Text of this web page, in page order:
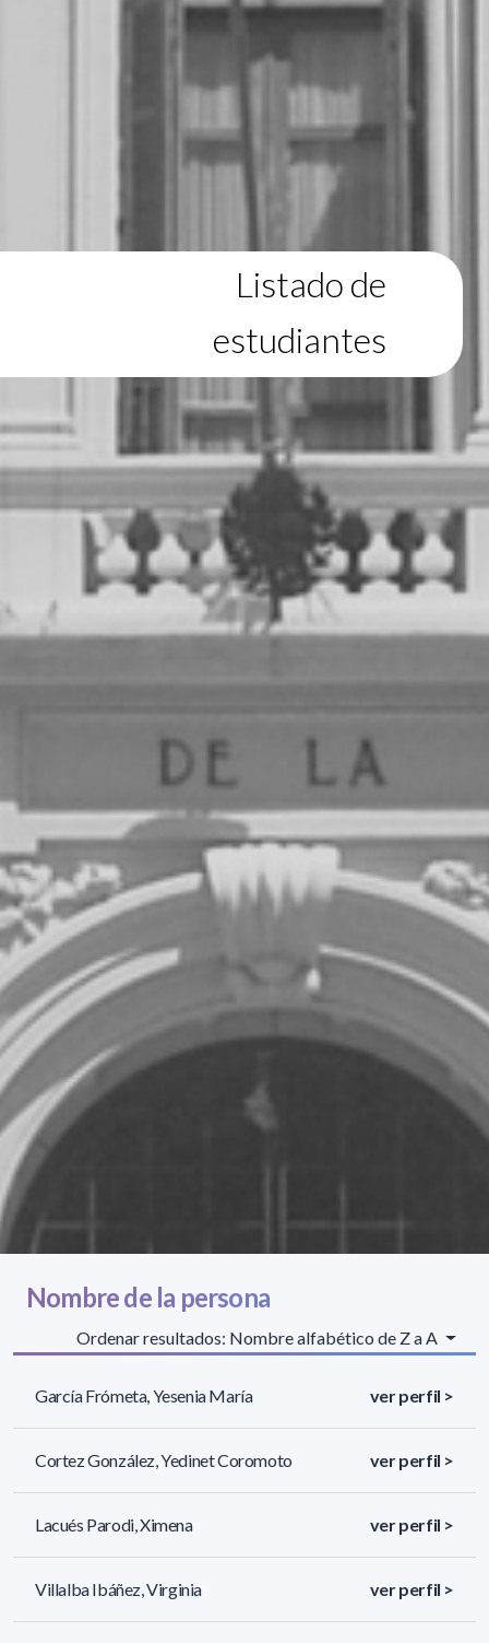
Listado de
estudiantes
Nombre de la persona
Ordenar resultados: Nombre alfabético de Z a A
García Frómeta, Yesenia María ver perfil >
Cortez González, Yedinet Coromoto ver perfil >
Lacués Parodi, Ximena ver perfil >
Villalba Ibáñez, Virginia ver perfil >